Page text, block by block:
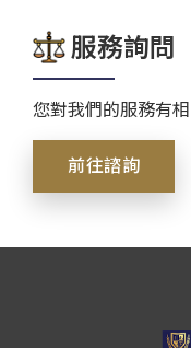
服務詢問
您對我們的服務有
前往諮詢